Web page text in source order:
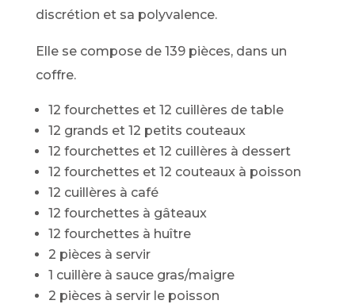
discrétion et sa polyvalence.
Elle se compose de 139 pièces, dans un
coffre.
12 fourchettes et 12 cuillères de table
12 grands et 12 petits couteaux
12 fourchettes et 12 cuillères à dessert
12 fourchettes et 12 couteaux à poisson
12 cuillères à café
12 fourchettes à gâteaux
12 fourchettes à huître
2 pièces à servir
1 cuillère à sauce gras/maigre
2 pièces à servir le poisson